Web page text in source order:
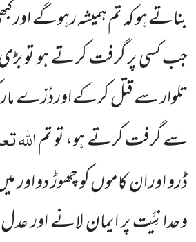
بناتے ہو کہ تم ہمیشہ رہوگے اور
جب کسی پر گرفت کرتے ہو تو
تلوار سے قتل کرکے اوردُرّے مار
سے گرفت کرتے ہو، تو تماللہ
ڈرو اور ان کاموںکو چھوڑ دو اور
وحدانِیَّت پر ایمان لانے اور